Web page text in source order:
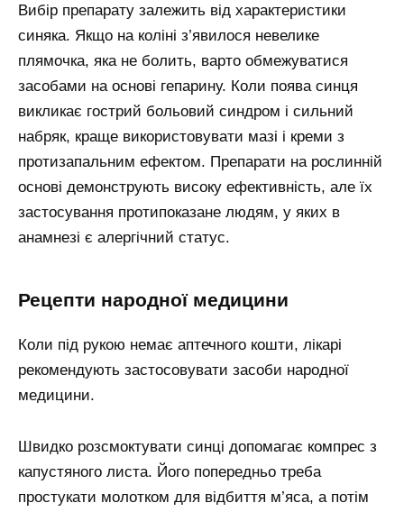
Вибір препарату залежить від характеристики
синяка. Якщо на коліні з’явилося невелике
плямочка, яка не болить, варто обмежуватися
засобами на основі гепарину. Коли поява синця
викликає гострий больовий синдром і сильний
набряк, краще використовувати мазі і креми з
протизапальним ефектом. Препарати на рослинній
основі демонструють високу ефективність, але їх
застосування протипоказане людям, у яких в
анамнезі є алергічний статус.
Рецепти народної медицини
Коли під рукою немає аптечного кошти, лікарі
рекомендують застосовувати засоби народної
медицини.
Швидко розсмоктувати синці допомагає компрес з
капустяного листа. Його попередньо треба
простукати молотком для відбиття м’яса, а потім